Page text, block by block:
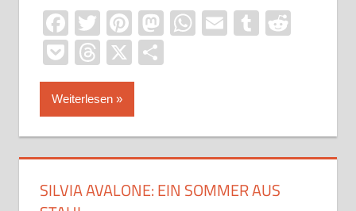
Facebook
TwitterPinterest
Mastodon
WhatsApp
EmailTumblr
PocketThreads
X
Weiterlesen
SILVIA AVALONE: EIN SOMMER AUS